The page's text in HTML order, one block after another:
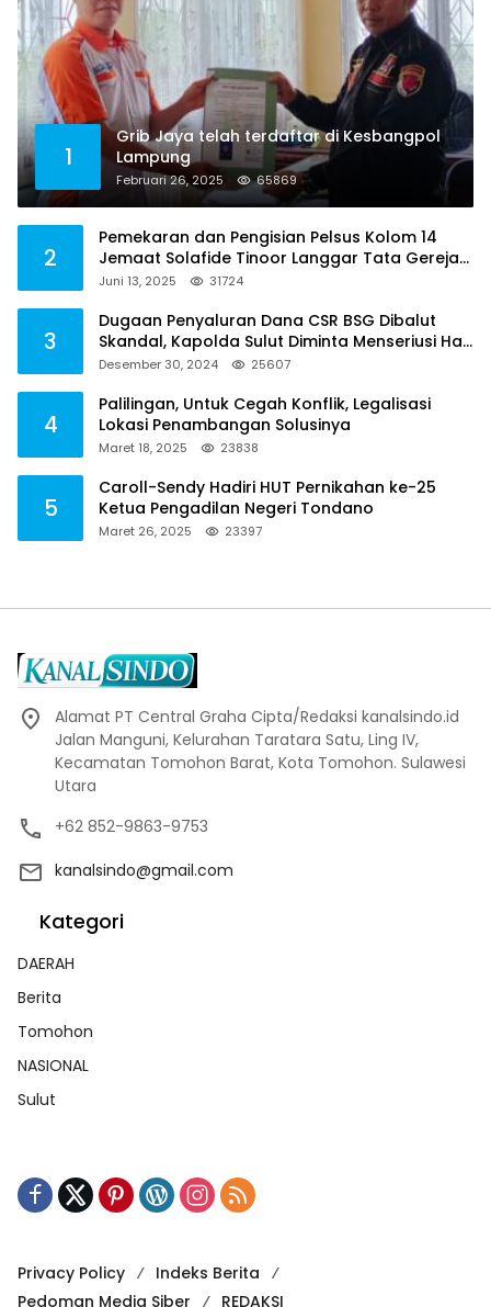
1
Grib Jaya telah terdaftar di Kesbangpol
Lampung
Februari 26, 2025 65869
2
Pemekaran dan Pengisian Pelsus Kolom 14
Jemaat Solafide Tinoor Langgar Tata Gereja
2021, Toreh : Ini Perbuatan Melawan Hukum
Juni 13, 2025 31724
3
Dugaan Penyaluran Dana CSR BSG Dibalut
Skandal, Kapolda Sulut Diminta Menseriusi Hal
ini
Desember 30, 2024 25607
4
Palilingan, Untuk Cegah Konflik, Legalisasi
Lokasi Penambangan Solusinya
Maret 18, 2025 23838
5
Caroll-Sendy Hadiri HUT Pernikahan ke-25
Ketua Pengadilan Negeri Tondano
Maret 26, 2025 23397
Alamat PT Central Graha Cipta/Redaksi kanalsindo.id
Jalan Manguni, Kelurahan Taratara Satu, Ling IV,
Kecamatan Tomohon Barat, Kota Tomohon. Sulawesi
Utara
+62 852-9863-9753
kanalsindo@gmail.com
Kategori
DAERAH
Berita
Tomohon
NASIONAL
Sulut
Privacy Policy
Indeks Berita
Pedoman Media Siber
REDAKSI